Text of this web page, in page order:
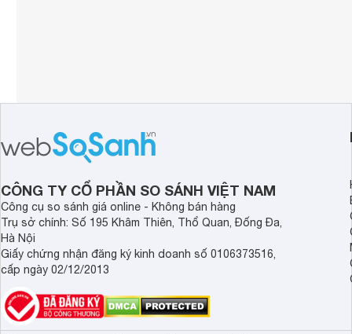
CÔNG TY CỔ PHẦN SO SÁNH VIỆT NAM
Công cụ so sánh giá online - Không bán hàng
Trụ sở chính: Số 195 Khâm Thiên, Thổ Quan, Đống Đa,
Hà Nội
Giấy chứng nhận đăng ký kinh doanh số 0106373516,
cấp ngày 02/12/2013